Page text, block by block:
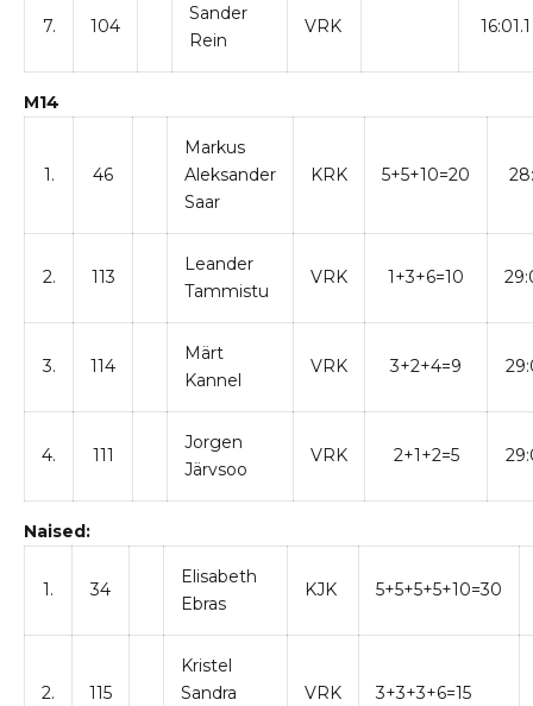
7. 104
Sander
Rein
VRK 16:01.1
M14
1. 46
Markus
Aleksander
Saar
KRK 5+5+10=20
2. 113
Leander
Tammistu
VRK 1+3+6=10
3. 114
Märt
Kannel
VRK 3+2+4=9
4. 111
Jorgen
Järvsoo
VRK 2+1+2=5
Naised:
1. 34
Elisabeth
Ebras
KJK 5+5+5+5+10=30
2. 115
Kristel
Sandra
VRK 3+3+3+6=15